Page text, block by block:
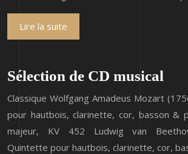
Lire la suite
Sélection de CD musical
Classique Wolfgang Amadeus Mozart
pour hautbois, clarinette, cor, basson &
majeur, KV 452 Ludwig van
Quintette pour hautbois, clarinette, cor,